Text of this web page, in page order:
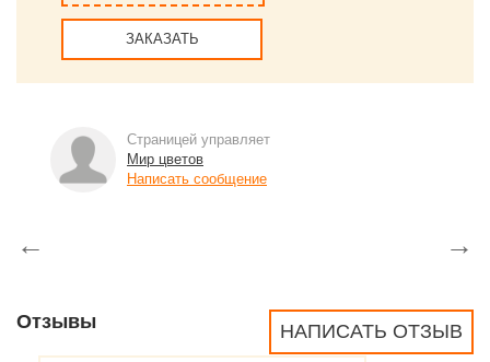
ЗАКАЗАТЬ
Страницей управляет
Мир цветов
Написать сообщение
← →
НАПИСАТЬ ОТЗЫВ
Отзывы